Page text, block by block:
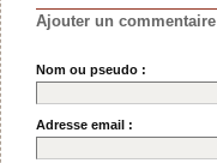
Ajouter un commentaire
Nom ou pseudo :
Adresse email :